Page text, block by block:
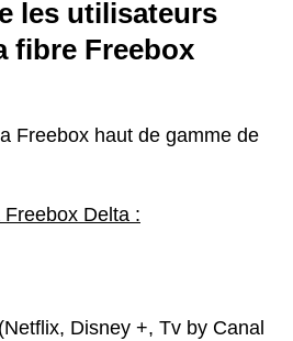
les utilisateurs
fibre Freebox
Freebox haut de gamme de
Delta :
Disney +, Tv by Canal